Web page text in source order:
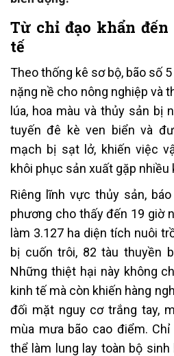
Từ chỉ đạo khẩn
tế
Theo thống kê sơ bộ, bão số
nặng nề cho nông nghiệp và
lúa, hoa màu và thủy sản bị
tuyến đê kè ven biển và
mạch bị sạt lở, khiến việc
khôi phục sản xuất gặp nhiều
Riêng lĩnh vực thủy sản,
phương cho thấy đến 19 giờ
làm 3.127 ha diện tích nuôi
bị cuốn trôi, 82 tàu thuyền
Những thiệt hại này không
kinh tế mà còn khiến hàng
đối mặt nguy cơ trắng tay,
mùa mưa bão cao điểm.
thể làm lung lay toàn bộ